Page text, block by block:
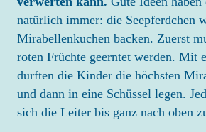
ELTERN
ANMELDUNG
natürlich immer: die Seepferdchen
Mirabellenkuchen backen. Zuerst
roten Früchte geerntet werden. Mit
durften die Kinder die höchsten
und dann in eine Schüssel legen.
sich die Leiter bis ganz nach oben